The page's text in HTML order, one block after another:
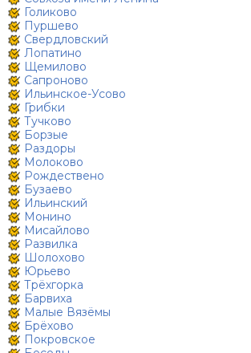
Голиково
Пуршево
Свердловский
Лопатино
Щемилово
Сапроново
Ильинское-Усово
Грибки
Тучково
Борзые
Раздоры
Молоково
Рождествено
Бузаево
Ильинский
Монино
Мисайлово
Развилка
Шолохово
Юрьево
Трёхгорка
Барвиха
Малые Вязёмы
Брёхово
Покровское